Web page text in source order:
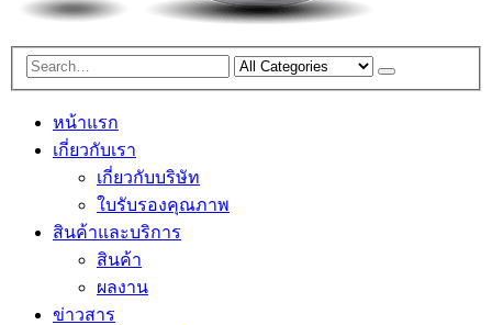
หน้าแรก
เกี่ยวกับเรา
เกี่ยวกับบริษัท
ใบรับรองคุณภาพ
สินค้าและบริการ
สินค้า
ผลงาน
ข่าวสาร